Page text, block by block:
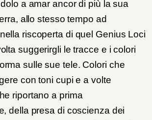
a amar ancor di più la sua
allo stesso tempo ad
riscoperta di quel Genius Loci
suggerirgli le tracce e i colori
sulle sue tele. Colori che
con toni cupi e a volte
riportano a prima
della presa di coscienza dei